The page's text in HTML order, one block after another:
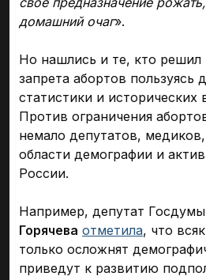
домашний очаг».
Но нашлись и те, кто решил
запрета абортов пользуясь
статистики и исторических
Против ограничения
немало депутатов,
области демографии и
России.
Например, депутат Госдумы
Горячева отметила, что
только осложнят
приведут к развитию